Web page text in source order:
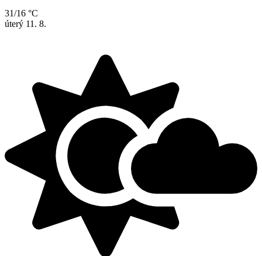
31/16 °C
úterý 11. 8.